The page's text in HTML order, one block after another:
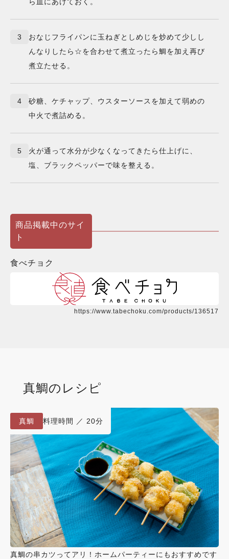
3
おなじフライパンに玉ねぎとしめじを炒めて少しし
んなりしたら☆を合わせて煮立ったら鯛を加え再び
煮立たせる。
4
砂糖、ケチャップ、ウスターソースを加えて弱めの
中火で煮詰める。
5
火が通って水分が少なくなってきたら仕上げに、
塩、ブラックペッパーで味を整える。
商品掲載中のサイ
ト
食べチョク
https://www.tabechoku.com/products/136517
真鯛のレシピ
真鯛 料理時間 ／ 20分
真鯛の串カツってアリ！ホームパーティーにもおすすめです